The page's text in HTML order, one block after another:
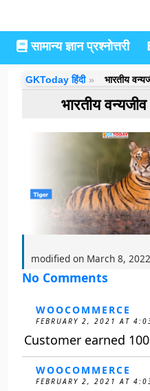
सामान्य ज्ञान प्रश्नोत्तरी
GKToday हिंदी भारतीय
भारतीय
modified on March 8, 2022
No Comments
WOOCOMMERCE
FEBRUARY 2, 2021 AT
Customer earned
WOOCOMMERCE
FEBRUARY 2, 2021 AT